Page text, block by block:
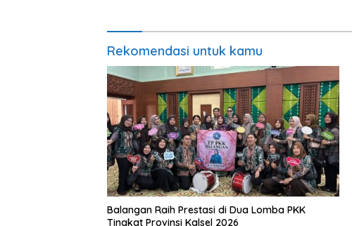
Rekomendasi untuk kamu
Balangan Raih Prestasi di Dua Lomba PKK
Tingkat Provinsi Kalsel 2026